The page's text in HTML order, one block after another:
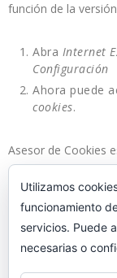
función de la
Abra Internet
Configuración
Ahora puede
cookies.
Asesor de Cookies
Utilizamos
funcionamiento
servicios. Puede
necesarias o